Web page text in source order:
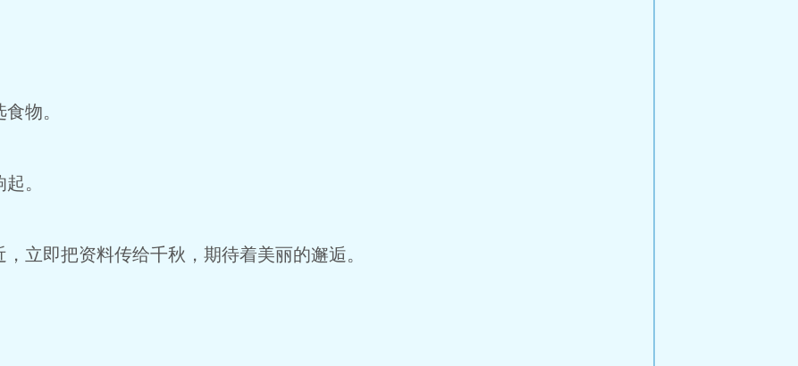
物。
。
立即把资料传给千秋，期待着美丽的邂逅。